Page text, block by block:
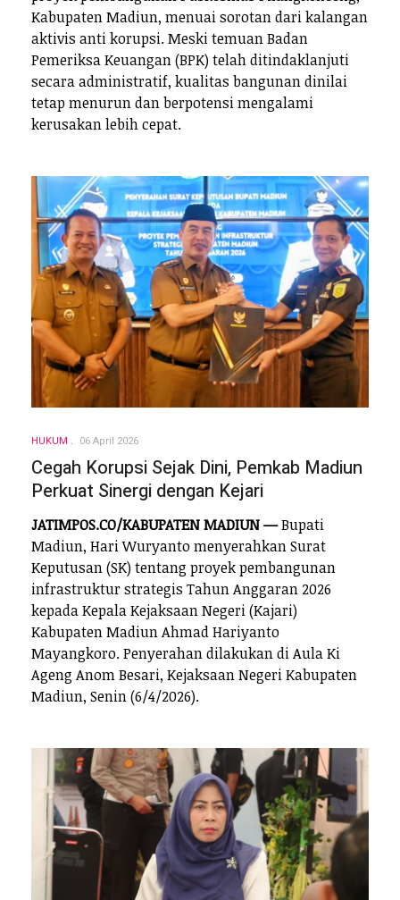
Kabupaten Madiun, menuai sorotan dari kalangan
aktivis anti korupsi. Meski temuan Badan
Pemeriksa Keuangan (BPK) telah ditindaklanjuti
secara administratif, kualitas bangunan dinilai
tetap menurun dan berpotensi mengalami
kerusakan lebih cepat.
HUKUM 06 April 2026
Cegah Korupsi Sejak Dini, Pemkab Madiun
Perkuat Sinergi dengan Kejari
JATIMPOS.CO/KABUPATEN MADIUN —Bupati
Madiun, Hari Wuryanto menyerahkan Surat
Keputusan (SK) tentang proyek pembangunan
infrastruktur strategis Tahun Anggaran 2026
kepada Kepala Kejaksaan Negeri (Kajari)
Kabupaten Madiun Ahmad Hariyanto
Mayangkoro. Penyerahan dilakukan di Aula Ki
Ageng Anom Besari, Kejaksaan Negeri Kabupaten
Madiun, Senin (6/4/2026).